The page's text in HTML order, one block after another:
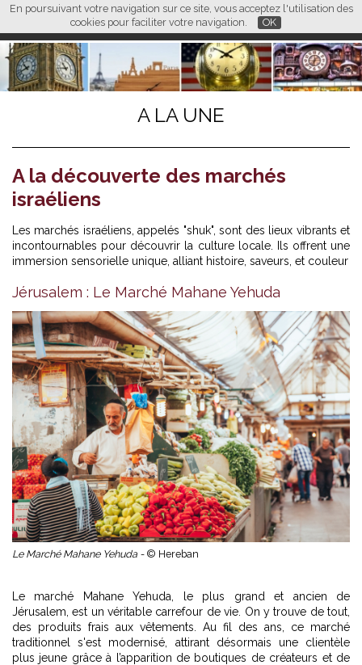
En poursuivant votre navigation sur ce site, vous acceptez l'utilisation des
cookies pour faciliter votre navigation.
OK
FR EN CN
L M
A LA UNE
A la découverte des marchés
israéliens
Les marchés israéliens, appelés "shuk", sont des lieux vibrants et
incontournables pour découvrir la culture locale. Ils offrent une
immersion sensorielle unique, alliant histoire, saveurs, et couleur
Jérusalem : Le Marché Mahane Yehuda
Le Marché Mahane Yehuda - © Hereban
Le marché Mahane Yehuda, le plus grand et ancien de
Jérusalem, est un véritable carrefour de vie. On y trouve de tout,
des produits frais aux vêtements. Au fil des ans, ce marché
traditionnel s'est modernisé, attirant désormais une clientèle
plus jeune grâce à l’apparition de boutiques de créateurs et de